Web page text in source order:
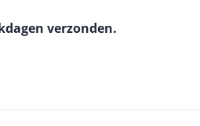
verzonden.